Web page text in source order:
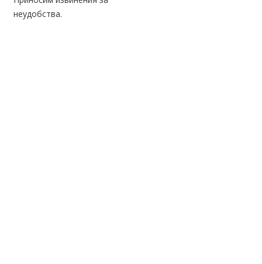
неудобства.